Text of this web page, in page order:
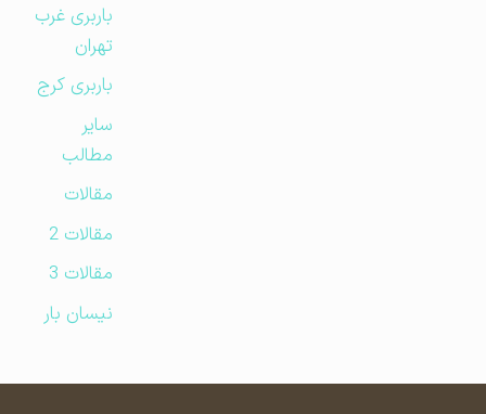
باربری غرب
تهران
باربری کرج
مطالب
مقالات
مقالات 2
مقالات 3
نیسان بار